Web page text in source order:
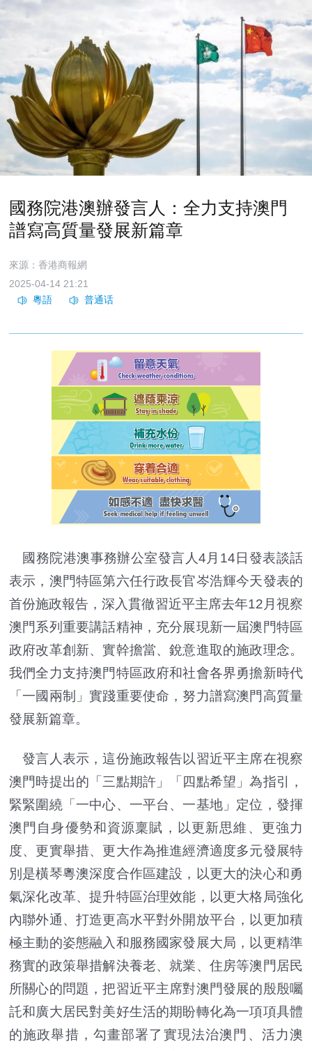
國務院港澳辦發言人：全力支持澳門
譜寫高質量發展新篇章
來源：香港商報網
2025-04-14 21:21
國務院港澳事務辦公室發言人4月14日發表談話
表示，澳門特區第六任行政長官岑浩輝今天發表的
首份施政報告，深入貫徹習近平主席去年12月視察
澳門系列重要講話精神，充分展現新一屆澳門特區
政府改革創新、實幹擔當、銳意進取的施政理念。
我們全力支持澳門特區政府和社會各界勇擔新時代
「一國兩制」實踐重要使命，努力譜寫澳門高質量
發展新篇章。
發言人表示，這份施政報告以習近平主席在視察
澳門時提出的「三點期許」「四點希望」為指引，
緊緊圍繞「一中心、一平台、一基地」定位，發揮
澳門自身優勢和資源稟賦，以更新思維、更強力
度、更實舉措、更大作為推進經濟適度多元發展特
別是橫琴粵澳深度合作區建設，以更大的決心和勇
氣深化改革、提升特區治理效能，以更大格局強化
內聯外通、打造更高水平對外開放平台，以更加積
極主動的姿態融入和服務國家發展大局，以更精準
務實的政策舉措解決養老、就業、住房等澳門居民
所關心的問題，把習近平主席對澳門發展的殷殷囑
託和廣大居民對美好生活的期盼轉化為一項項具體
的施政舉措，勾畫部署了實現法治澳門、活力澳